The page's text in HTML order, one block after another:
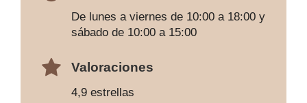
De lunes a viernes de 10:00 a 18:00 y
sábado de 10:00 a 15:00
Valoraciones
4,9 estrellas